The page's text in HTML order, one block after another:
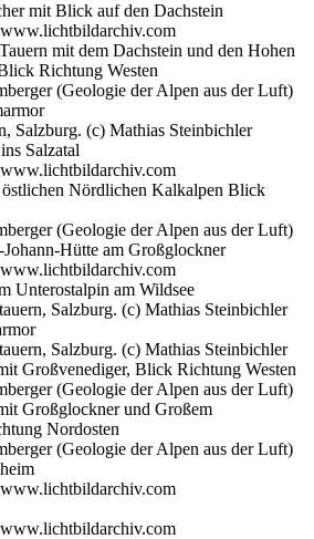
mit Blick auf den Dachstein
mit dem Dachstein und den Hohen
Richtung Westen
(Geologie der Alpen aus der Luft)
Salzburg. (c) Mathias Steinbichler
Salzatal
Nördlichen Kalkalpen Blick
(Geologie der Alpen aus der Luft)
Hütte am Großglockner
Unterostalpin am Wildsee
Salzburg. (c) Mathias Steinbichler
Salzburg. (c) Mathias Steinbichler
Großvenediger, Blick Richtung Westen
(Geologie der Alpen aus der Luft)
Großglockner und Großem
Nordosten
(Geologie der Alpen aus der Luft)